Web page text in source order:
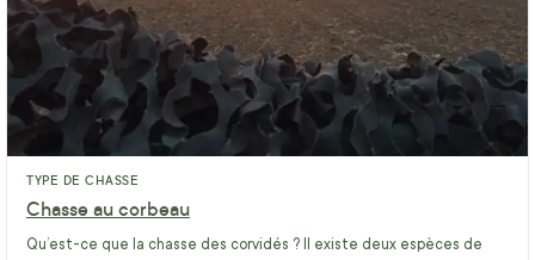
TYPE DE CHASSE
Chasse au corbeau
Qu’est-ce que la chasse des corvidés ? Il existe deux espèces de